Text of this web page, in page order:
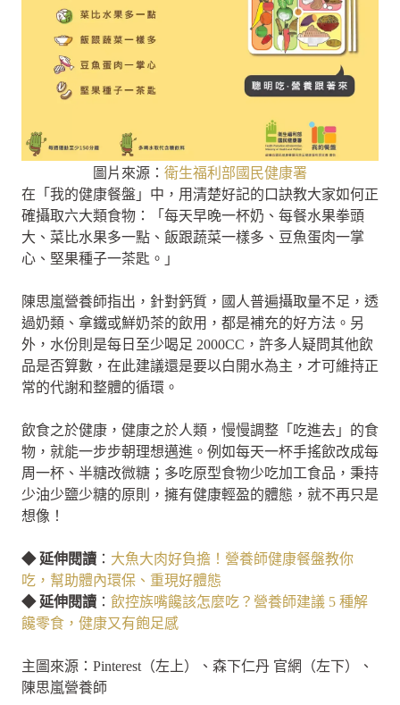
圖片來源： 衛生福利部國民健康署
在「我的健康餐盤」中，用清楚好記的口訣教大家如何正
確攝取六大類食物：「每天早晚一杯奶、每餐水果拳頭
大、菜比水果多一點、飯跟蔬菜一樣多、豆魚蛋肉一掌
心、堅果種子一茶匙。」
陳思嵐營養師指出，針對鈣質，國人普遍攝取量不足，透
過奶類、拿鐵或鮮奶茶的飲用，都是補充的好方法。另
外，水份則是每日至少喝足 2000CC，許多人疑問其他飲
品是否算數，在此建議還是要以白開水為主，才可維持正
常的代謝和整體的循環。
飲食之於健康，健康之於人類，慢慢調整「吃進去」的食
物，就能一步步朝理想邁進。例如每天一杯手搖飲改成每
周一杯、半糖改微糖；多吃原型食物少吃加工食品，秉持
少油少鹽少糖的原則，擁有健康輕盈的體態，就不再只是
想像！
◆ 延伸閱讀 ： 大魚大肉好負擔！營養師健康餐盤教你
吃，幫助體內環保、重現好體態
◆ 延伸閱讀 ： 飲控族嘴饞該怎麼吃？營養師建議 5 種解
饞零食，健康又有飽足感
主圖來源：Pinterest（左上）、森下仁丹 官網（左下）、
陳思嵐營養師